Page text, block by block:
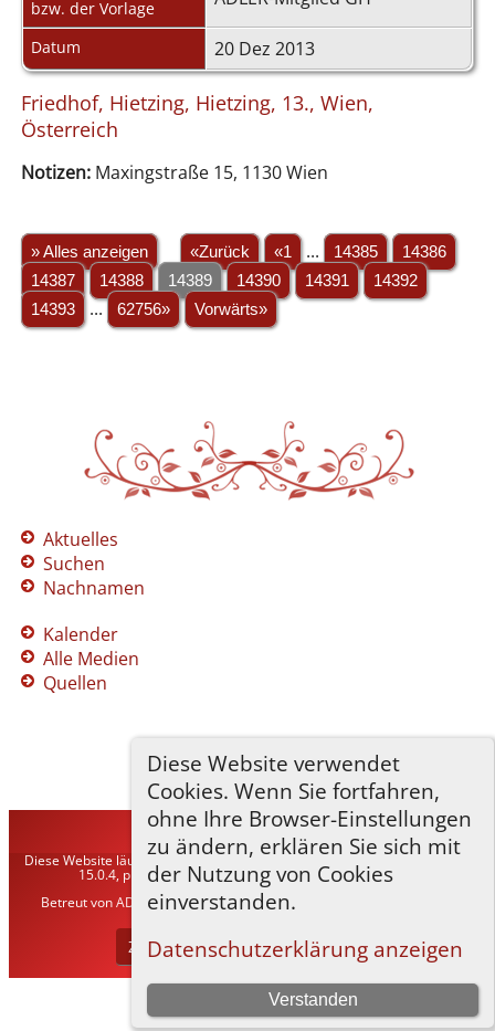
Diese Website verwendet
Cookies. Wenn Sie fortfahren,
ohne Ihre Browser-Einstellungen
zu ändern, erklären Sie sich mit
der Nutzung von Cookies
einverstanden.
Datenschutzerklärung anzeigen
Verstanden
bzw. der Vorlage
Datum 20 Dez 2013
Friedhof, Hietzing, Hietzing, 13., Wien,
Österreich
Notizen:Maxingstraße 15, 1130 Wien
» Alles anzeigen «Zurück «1 ... 14385
14386
14387
14388 14389 14390 14391
14392
14393
... 62756» Vorwärts»
Aktuelles
Suchen
Nachnamen
Kalender
Alle Medien
Quellen
TNG-ADLER©2026
Diese Website läuft mit The Next Generation of Genealogy Sitebuildingv.
15.0.4, programmiert von Darrin Lythgoe © 2001-2026.
Betreut vonADLER Heraldisch-Genealogische Gesellschaft, Wien
Zur Desktop-Webseite wechseln